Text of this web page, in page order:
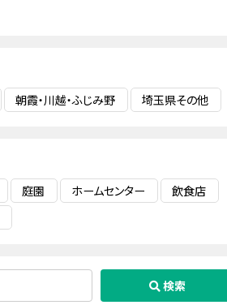
朝霞・川越・ふじみ野 埼玉県その他
庭園 ホームセンター
飲食店
検索